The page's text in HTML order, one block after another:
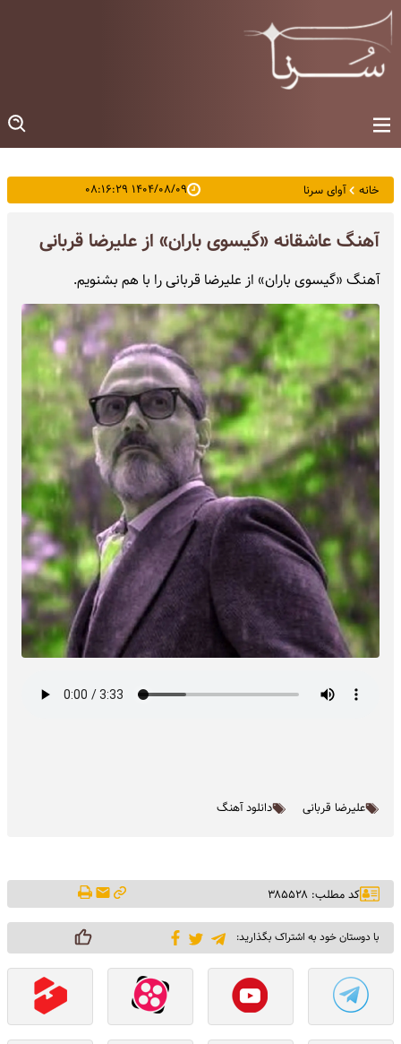
خانه آوای سرنا ۱۴۰۴/۰۸/۰۹ ۰۸:۱۶:۲۹
آهنگ عاشقانه «گیسوی باران» از علیرضا قربانی
آهنگ «گیسوی باران» از علیرضا قربانی را با هم بشنویم.
علیرضا قربانی دانلود آهنگ
کد مطلب: ۳۸۵۵۲۸
با دوستان خود به اشتراک بگذارید: